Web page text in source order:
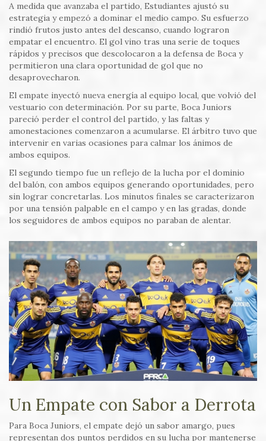
A medida que avanzaba el partido, Estudiantes ajustó su
estrategia y empezó a dominar el medio campo. Su esfuerzo
rindió frutos justo antes del descanso, cuando lograron
empatar el encuentro. El gol vino tras una serie de toques
rápidos y precisos que descolocaron a la defensa de Boca y
permitieron una clara oportunidad de gol que no
desaprovecharon.
El empate inyectó nueva energía al equipo local, que volvió del
vestuario con determinación. Por su parte, Boca Juniors
pareció perder el control del partido, y las faltas y
amonestaciones comenzaron a acumularse. El árbitro tuvo que
intervenir en varias ocasiones para calmar los ánimos de
ambos equipos.
El segundo tiempo fue un reflejo de la lucha por el dominio
del balón, con ambos equipos generando oportunidades, pero
sin lograr concretarlas. Los minutos finales se caracterizaron
por una tensión palpable en el campo y en las gradas, donde
los seguidores de ambos equipos no paraban de alentar.
Un Empate con Sabor a Derrota
Para Boca Juniors, el empate dejó un sabor amargo, pues
representan dos puntos perdidos en su lucha por mantenerse